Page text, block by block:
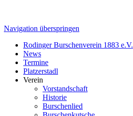
Navigation überspringen
Rodinger Burschenverein 1883 e.V.
News
Termine
Platzerstadl
Verein
Vorstandschaft
Historie
Burschenlied